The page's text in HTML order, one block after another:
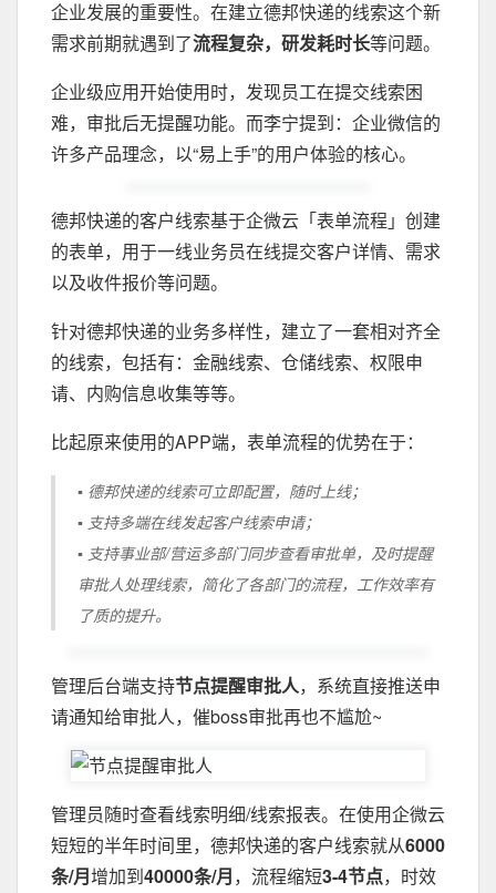
企业发展的重要性。在建立德邦快递的线索这个新
需求前期就遇到了流程复杂，研发耗时长等问题。
企业级应用开始使用时，发现员工在提交线索困
难，审批后无提醒功能。而李宁提到：企业微信的
许多产品理念，以“易上手”的用户体验的核心。
德邦快递的客户线索基于企微云「表单流程」创建
的表单，用于一线业务员在线提交客户详情、需求
以及收件报价等问题。
针对德邦快递的业务多样性，建立了一套相对齐全
的线索，包括有：金融线索、仓储线索、权限申
请、内购信息收集等等。
比起原来使用的APP端，表单流程的优势在于：
▪ 德邦快递的线索可立即配置，随时上线；
▪ 支持多端在线发起客户线索申请；
▪ 支持事业部/营运多部门同步查看审批单，及时提醒
审批人处理线索，简化了各部门的流程，工作效率有
了质的提升。
管理后台端支持节点提醒审批人，系统直接推送申
请通知给审批人，催boss审批再也不尴尬~
管理员随时查看线索明细/线索报表。在使用企微云
短短的半年时间里，德邦快递的客户线索就从6000
条/月增加到40000条/月，流程缩短3-4节点，时效